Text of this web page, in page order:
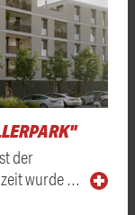
der
wurde …